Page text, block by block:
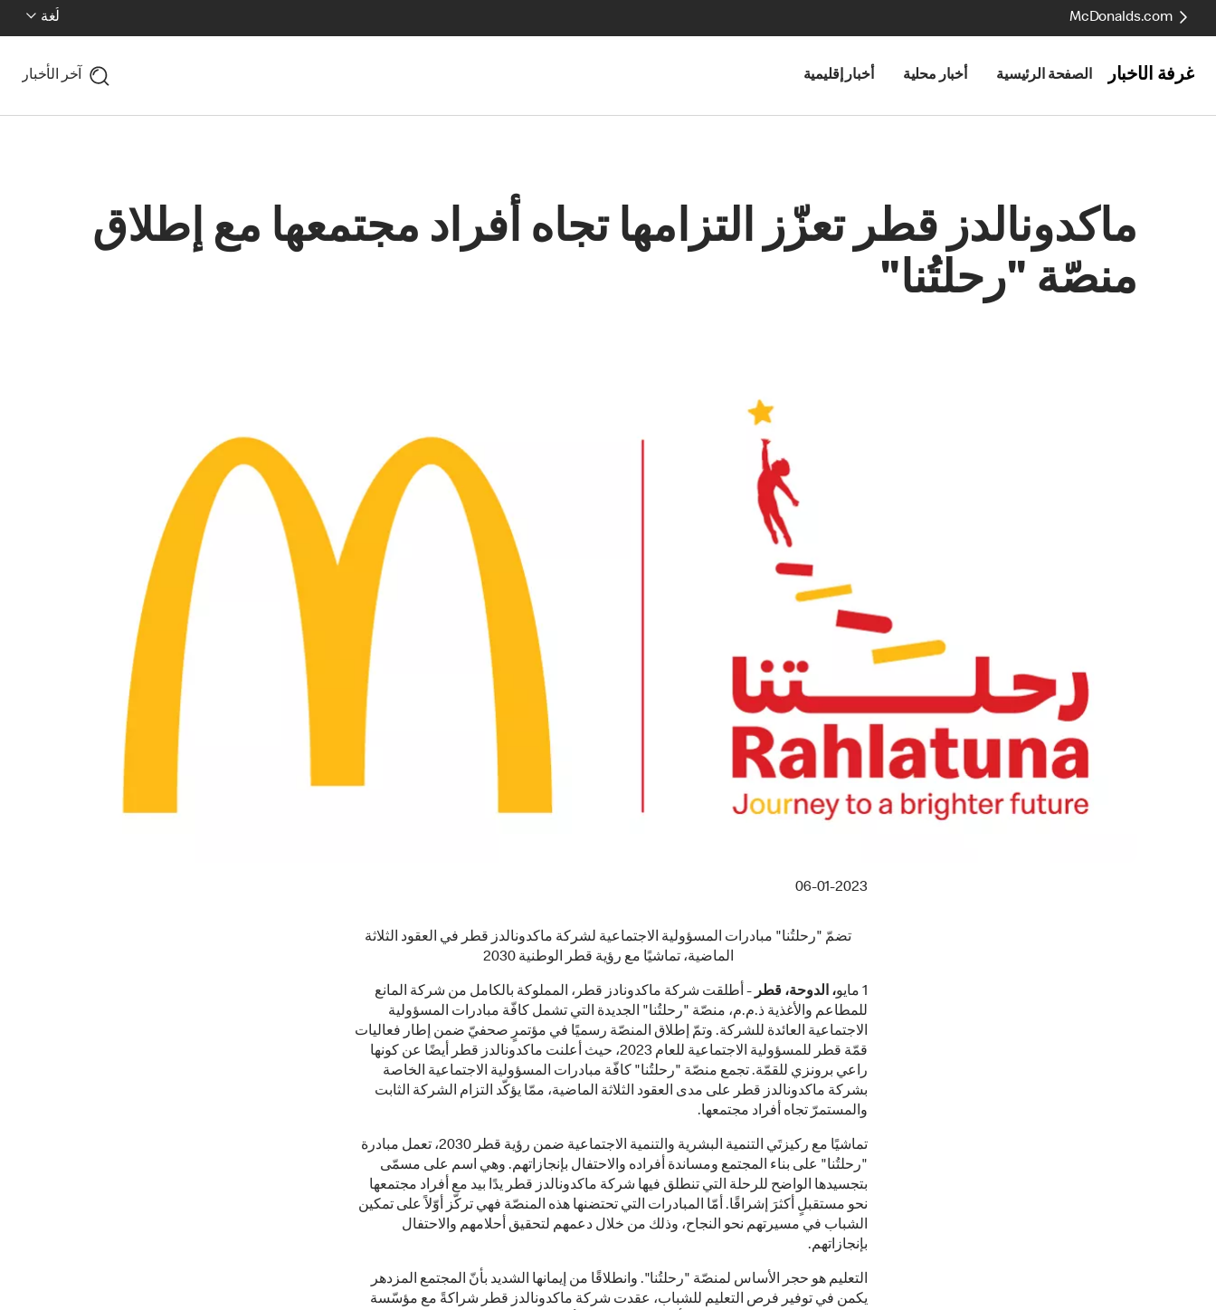
McDonalds.com لُغة
غرفة الأخبار الصفحة الرئيسية أخبار محلية أخبار إقليمية آخر الأخبار
ماكدونالدز قطر تعزّز التزامها تجاه أفراد مجتمعها مع إطلاق
منصّة "رحلتُنا"
06-01-2023
تضمّ "رحلتُنا" مبادرات المسؤولية الاجتماعية لشركة ماكدونالدز قطر في العقود الثلاثة
الماضية، تماشيًا مع رؤية قطر الوطنية 2030
1 مايو ، الدوحة، قطر - أطلقت شركة ماكدونادز قطر، المملوكة بالكامل من شركة المانع
للمطاعم والأغذية ذ.م.م، منصّة "رحلتُنا" الجديدة التي تشمل كافّة مبادرات المسؤولية
الاجتماعية العائدة للشركة. وتمّ إطلاق المنصّة رسميًا في مؤتمرٍ صحفيّ ضمن إطار فعاليات
قمّة قطر للمسؤولية الاجتماعية للعام 2023، حيث أعلنت ماكدونالدز قطر أيضًا عن كونها
راعي برونزي للقمّة. تجمع منصّة "رحلتُنا" كافّة مبادرات المسؤولية الاجتماعية الخاصة
بشركة ماكدونالدز قطر على مدى العقود الثلاثة الماضية، ممّا يؤكّد التزام الشركة الثابت
والمستمرّ تجاه أفراد مجتمعها.
تماشيًا مع ركيزتَي التنمية البشرية والتنمية الاجتماعية ضمن رؤية قطر 2030، تعمل مبادرة
"رحلتُنا" على بناء المجتمع ومساندة أفراده والاحتفال بإنجازاتهم. وهي اسم على مسمّى
بتجسيدها الواضح للرحلة التي تنطلق فيها شركة ماكدونالدز قطر يدًا بيد مع أفراد مجتمعها
نحو مستقبلٍ أكثرَ إشراقًا. أمّا المبادرات التي تحتضنها هذه المنصّة فهي تركّز أوّلاً على تمكين
الشباب في مسيرتهم نحو النجاح، وذلك من خلال دعمهم لتحقيق أحلامهم والاحتفال
بإنجازاتهم.
التعليم هو حجر الأساس لمنصّة "رحلتُنا". وانطلاقًا من إيمانها الشديد بأنّ المجتمع المزدهر
يكمن في توفير فرص التعليم للشباب، عقدت شركة ماكدونالدز قطر شراكةً مع مؤسّسة